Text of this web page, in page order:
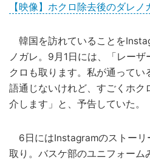
【映像】ホクロ除去後のダレノ
韓国を訪れていることを
ノガレ。9月1日には、「レー
クロも取ります。私が通ってい
語通じないけれど、すごくホク
介します」と、予告していた。
6日にはInstagramのストーリ
取り。バスケ部のユニフォーム